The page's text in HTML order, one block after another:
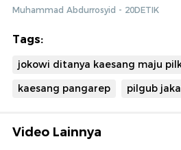
Muhammad Abdurrosyid - 20DETIK
Tags:
jokowi ditanya kaesang maju
kaesang pangarep
pilgub
Video Lainnya